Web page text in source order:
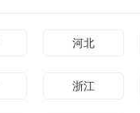
河北
浙江